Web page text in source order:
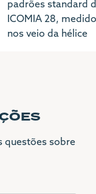
padrões standard
ICOMIA 28,
nos veio da hélice
questões sobre